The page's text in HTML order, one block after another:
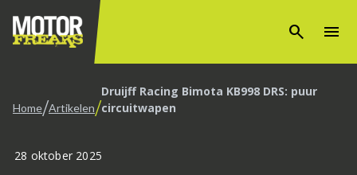
search menu
Home/Artikelen/Druijff Racing Bimota KB998 DRS: puur
circuitwapen
28 oktober 2025